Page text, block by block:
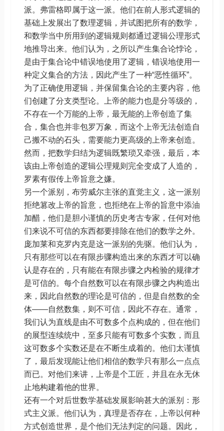
派。弗雷格即属于这一派。他们在前人形式逻辑的
基础上发展出了数理逻辑，并试图把所有的数学，
和数学当中所用到的逻辑规则都通过逻辑公理形式
地推导出来。他们认为，之所以产生集合论悖论，
是由于集合论中错误地使用了逻辑，错误地使用一
种定义集合的方法，因此产生了一种“恶性循环”。
为了正确使用逻辑，并保留集合论的主要内容，他
们创建了分支类型论。上帝的能力也是分等级的，
不存在一个万能的上帝，最无能的上帝创造了集
合，集合也并非包罗万象，而这个上帝无法创造自
己搬不动的石头，需要能力更高级的上帝来创造。
然而，把数学归结为逻辑既繁琐又牵强，最后，本
该由上帝创造的逻辑公理规则完全变成了人造的，
罗素有假传上帝旨意之嫌。
另一个派别，布劳威尔主张的直觉主义，这一派别
拒绝篡改上帝的旨意，也拒绝在上帝的旨意中添油
加醋，他们是胆小谨慎的历史考古专家，任何对他
们来说不可信的东西都要排除在他们的数学之外。
庞加莱和克罗内克是这一派别的先驱。他们认为，
只有那些可以在有限步骤构造出来的东西才可以确
认是存在的，只有能在有限步骤之内检验的规律才
是可信的。每个自然数可以在有限步骤之内构造出
来，因此自然数的理论是可信的，但是自然数的全
体——自然数集，则不可信，因此不存在。通常，
我们认为直线是由不可数多个点构成的，但在他们
的展型连续统中，至多只能有可数多个实数，而且
这可数多个实数还是在不断生成着的。他们太谨慎
了，最后发现能让他们相信的数学只有那么一点点
而已。对他们来讲，上帝是个工匠，并且在永无休
止地构建着他的世界。
还有一个对后世数学基础发展影响甚大的派别：形
式主义派。他们认为，真理是否存在，上帝以何种
方式创造世界，是个他们无法判定的问题。因此，